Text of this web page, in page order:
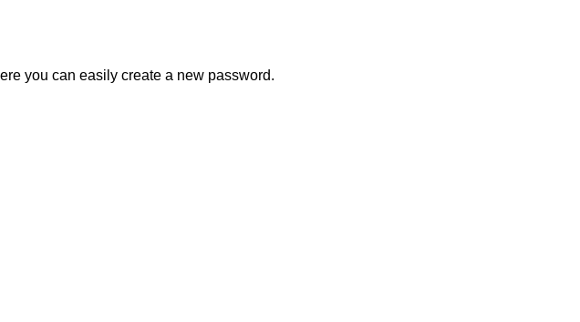
you can easily create a new password.